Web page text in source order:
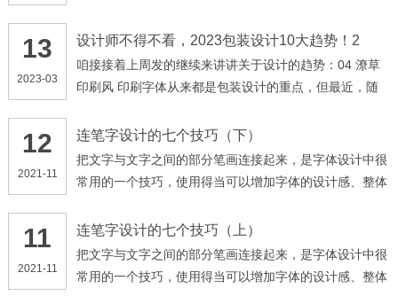
们需要的信息，下面是一些关于如何设计吸引人的网站首
页的建议。
13
2023-03
设计师不得不看，2023包装设计10大趋势！2
咱接接着上周发的继续来讲讲关于设计的趋势：04 潦草
印刷风 印刷字体从来都是包装设计的重点，但最近，随
往我们熟悉的那种精致、一丝不苟的排版形成了鲜明对
比，但是手写体中的那种潇洒和随意，莫名让人有这东西
是“大师出品”的感觉。 其实这个风格和上一篇设计趋势中
是在Instagram上还是TikTok上，充满日常性风格的事物
就会更加讨喜，所以手写体包装趋势，也许是大势所趋。
12
2021-11
连笔字设计的七个技巧（下）
把文字与文字之间的部分笔画连接起来，是字体设计中很
常用的一个技巧，使用得当可以增加字体的设计感、整体
个技巧时，很容易出现设计的字体太俗气、不好看等问
题，以下就是7个在做连笔字设计时需要注意的地方。
11
2021-11
连笔字设计的七个技巧（上）
把文字与文字之间的部分笔画连接起来，是字体设计中很
常用的一个技巧，使用得当可以增加字体的设计感、整体